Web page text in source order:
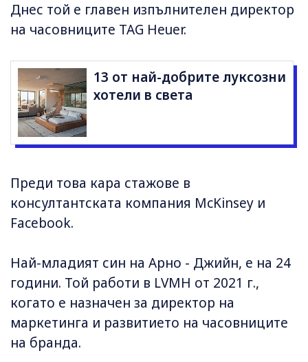
Днес той е главен изпълнителен директор
на часовниците TAG Heuer.
13 от най-добрите луксозни
хотели в света
Преди това кара стажове в
консултантската компания McKinsey и
Facebook.
Най-младият син на Арно - Джийн, е на 24
години. Той работи в LVMH от 2021 г.,
когато е назначен за директор на
маркетинга и развитието на часовниците
на бранда.